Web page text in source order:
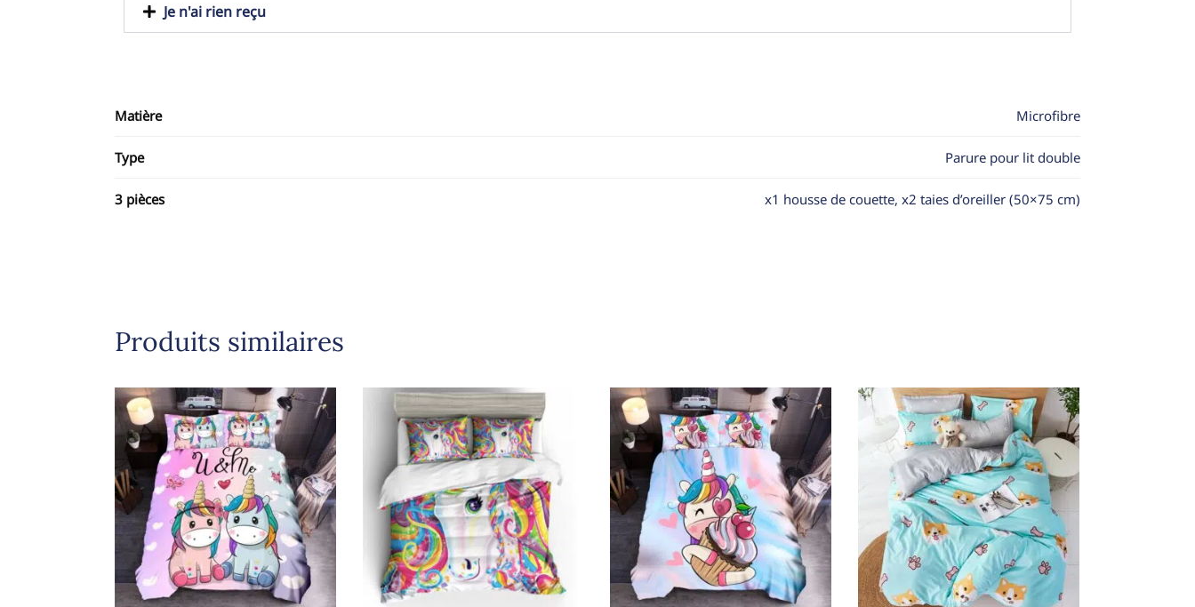
Je n'ai rien reçu
Matière Microfibre
Type Parure pour lit double
3 pièces x1 housse de couette, x2 taies d’oreiller (50×75 cm)
Produits similaires